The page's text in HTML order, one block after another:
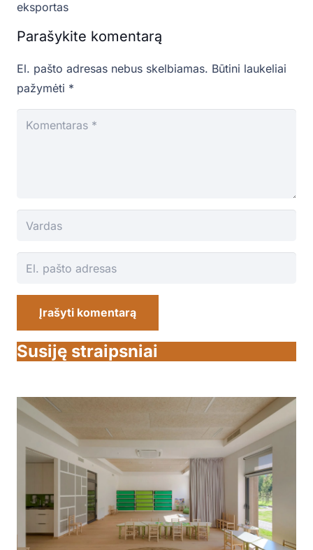
eksportas
Parašykite komentarą
El. pašto adresas nebus skelbiamas. Būtini laukeliai
pažymėti *
Įrašyti komentarą
Susiję straipsniai